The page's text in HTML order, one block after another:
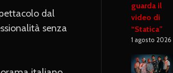
dal
senza
guarda il
video di
“Statica”
1 agosto 2026